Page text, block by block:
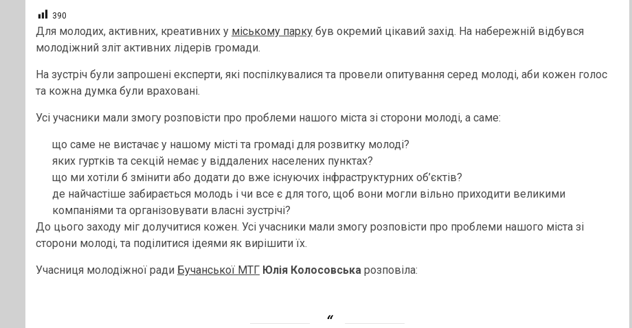
390
Для молодих, активних, креативних у міському парку був окремий цікавий захід. На набережній відбувся
молодіжний зліт активних лідерів громади.
На зустріч були запрошені експерти, які поспілкувалися та провели опитування серед молоді, аби кожен голос
та кожна думка були враховані.
Усі учасники мали змогу розповісти про проблеми нашого міста зі сторони молоді, а саме:
що саме не вистачає у нашому місті та громаді для розвитку молоді?
яких гуртків та секцій немає у віддалених населених пунктах?
що ми хотіли б змінити або додати до вже існуючих інфраструктурних об’єктів?
де найчастіше забирається молодь і чи все є для того, щоб вони могли вільно приходити великими
компаніями та організовувати власні зустрічі?
До цього заходу міг долучитися кожен. Усі учасники мали змогу розповісти про проблеми нашого міста зі
сторони молоді, та поділитися ідеями як вирішити їх.
Учасниця молодіжної ради Бучанської МТГ Юлія Колосовська розповіла: